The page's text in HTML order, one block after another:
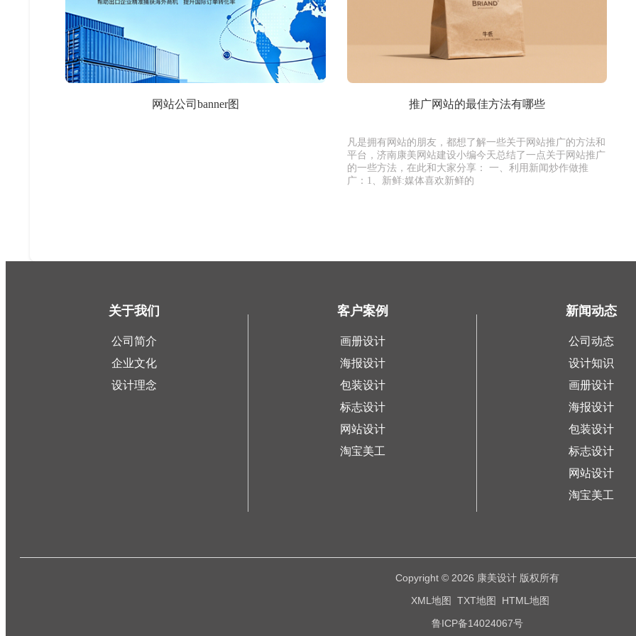
网站公司banner图 推广网站的最佳方法有哪些
凡是拥有网站的朋友，都想了解一些关于网站推广的方法和
平台，济南康美网站建设小编今天总结了一点关于网站推广
的一些方法，在此和大家分享： 一、利用新闻炒作做推
广：1、新鲜:媒体喜欢新鲜的
关于我们
公司简介
企业文化
设计理念
客户案例
画册设计
海报设计
包装设计
标志设计
网站设计
淘宝美工
新闻动态
公司动态
设计知识
画册设计
海报设计
包装设计
标志设计
网站设计
淘宝美工
Copyright © 2026 康美设计 版权所有
XML地图
TXT地图
HTML地图
鲁ICP备14024067号